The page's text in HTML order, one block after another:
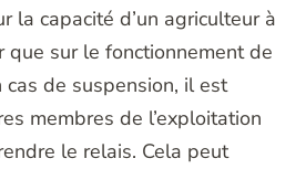
la capacité d’un agriculteur à
que sur le fonctionnement de
de suspension, il est
membres de l’exploitation
le relais. Cela peut